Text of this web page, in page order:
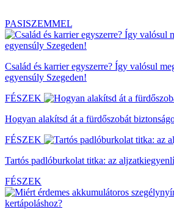
PASISZEMMEL
Család és karrier egyszerre? Így valósul
egyensúly Szegeden!
FÉSZEK
Hogyan alakítsd át a fürdőszobát
FÉSZEK
Tartós padlóburkolat titka: az
FÉSZEK